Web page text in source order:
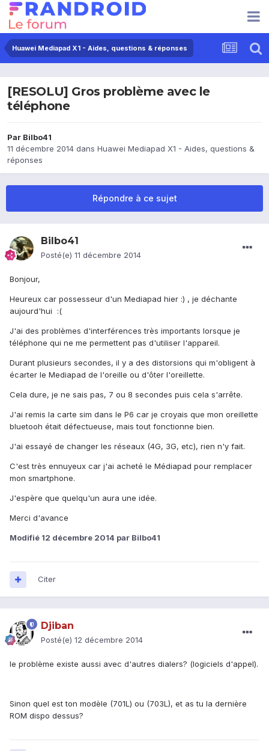
Huawei Mediapad X1 - Aides, questions & réponses
[RESOLU] Gros problème avec le
téléphone
Par Bilbo41
11 décembre 2014 dans Huawei Mediapad X1 - Aides, questions &
réponses
Répondre à ce sujet
Bilbo41
Posté(e) 11 décembre 2014
Bonjour,
Heureux car possesseur d'un Mediapad hier :) , je déchante
aujourd'hui :(
J'ai des problèmes d'interférences très importants lorsque je
téléphone qui ne me permettent pas d'utiliser l'appareil.
Durant plusieurs secondes, il y a des distorsions qui m'obligent à
écarter le Mediapad de l'oreille ou d'ôter l'oreillette.
Cela dure, je ne sais pas, 7 ou 8 secondes puis cela s'arrête.
J'ai remis la carte sim dans le P6 car je croyais que mon oreillette
bluetooh était défectueuse, mais tout fonctionne bien.
J'ai essayé de changer les réseaux (4G, 3G, etc), rien n'y fait.
C'est très ennuyeux car j'ai acheté le Médiapad pour remplacer
mon smartphone.
J'espère que quelqu'un aura une idée.
Merci d'avance
Modifié 12 décembre 2014 par Bilbo41
Citer
Djiban
Posté(e) 12 décembre 2014
le problème existe aussi avec d'autres dialers? (logiciels d'appel).
Sinon quel est ton modèle (701L) ou (703L), et as tu la dernière
ROM dispo dessus?